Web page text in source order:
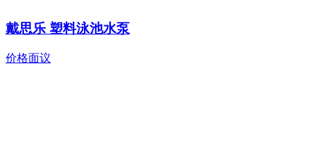
戴思乐 塑料泳池水泵
价格面议